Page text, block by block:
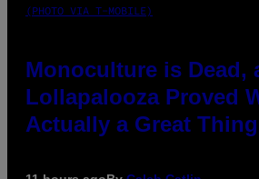
(PHOTO VIA T-MOBILE)
Monoculture is Dead,
Lollapalooza Proved
Actually a Great Thing